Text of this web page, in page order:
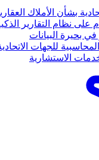
بشأن الأملاك
نظام التقارير الذكية
بحيرة البيانات
للجهات
الاستشارية